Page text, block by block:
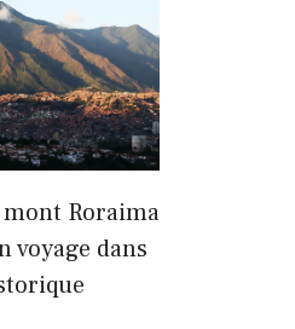
Roraima
voyage dans